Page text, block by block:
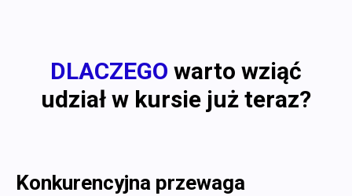
DLACZEGO warto wziąć
udział w kursie już teraz?
Konkurencyjna przewaga